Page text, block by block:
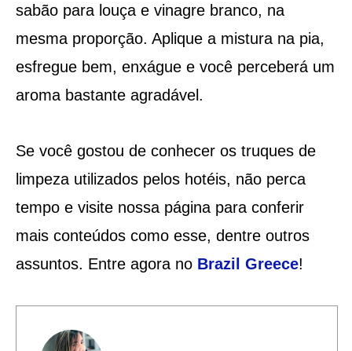
sabão para louça e vinagre branco, na
mesma proporção. Aplique a mistura na pia,
esfregue bem, enxágue e você perceberá um
aroma bastante agradável.
Se você gostou de conhecer os truques de
limpeza utilizados pelos hotéis, não perca
tempo e visite nossa página para conferir
mais conteúdos como esse, dentre outros
assuntos. Entre agora no Brazil Greece!